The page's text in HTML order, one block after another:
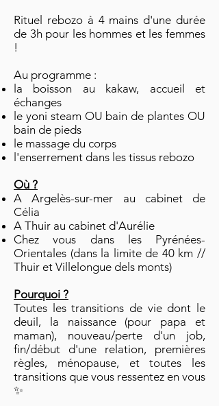
Rituel rebozo à 4 mains d'une durée
de 3h pour les hommes et les femmes
!
Au programme :
la boisson au kakaw, accueil et
échanges
le yoni steam OU bain de plantes OU
bain de pieds
le massage du corps
l'enserrement dans les tissus rebozo
Où ?
A Argelès-sur-mer au cabinet de
Célia
A Thuir au cabinet d'Aurélie
Chez vous dans les Pyrénées-
Orientales (dans la limite de 40 km //
Thuir et Villelongue dels monts)
Pourquoi ?
Toutes les transitions de vie dont le
deuil, la naissance (pour papa et
maman), nouveau/perte d'un job,
fin/début d'une relation, premières
règles, ménopause, et toutes les
transitions que vous ressentez en vous
✨